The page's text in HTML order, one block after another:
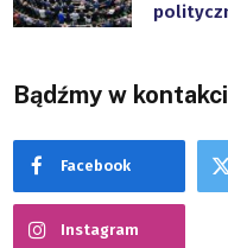
Bądźmy w
Facebook
Instagram